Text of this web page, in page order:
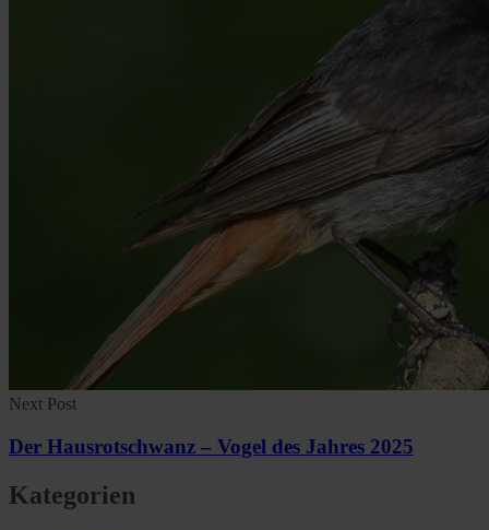
Next Post
Der Hausrotschwanz – Vogel des Jahres 2025
Kategorien